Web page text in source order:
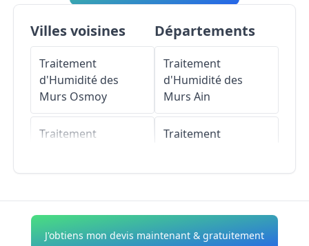
Villes voisines
Traitement
d'Humidité des
Murs Osmoy
Traitement
Traitement
d'Humidité des
Murs Saint-Martin-
Départements
Traitement
d'Humidité des
Murs Ain
Traitement
Traitement
d'Humidité des
Murs Allier
J'obtiens mon devis maintenant & gratuitement